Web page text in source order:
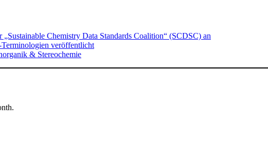
Chemistry Data Standards Coalition“ (SCDSC) an
veröffentlicht
& Stereochemie